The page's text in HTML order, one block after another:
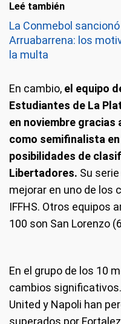
Leé también
La Conmebol
Arruabarrena: los
la multa
En cambio, el equipo
Estudiantes de La
en noviembre
como semifinalista
posibilidades de
Libertadores. Su
mejorar en uno de los
IFFHS. Otros equipos
100 son San Lorenzo
En el grupo de los 10
cambios
United y Napoli han
superados por